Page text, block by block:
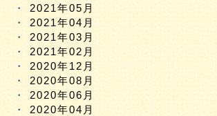
2021年05月
2021年04月
2021年03月
2021年02月
2020年12月
2020年08月
2020年06月
2020年04月